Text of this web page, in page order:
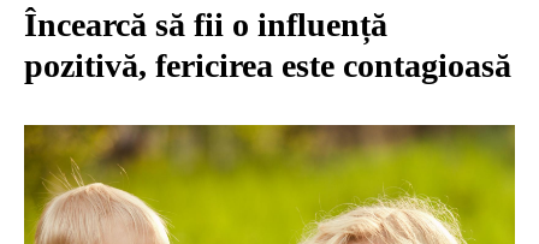
Încearcă să fii o influență
pozitivă, fericirea este contagioasă